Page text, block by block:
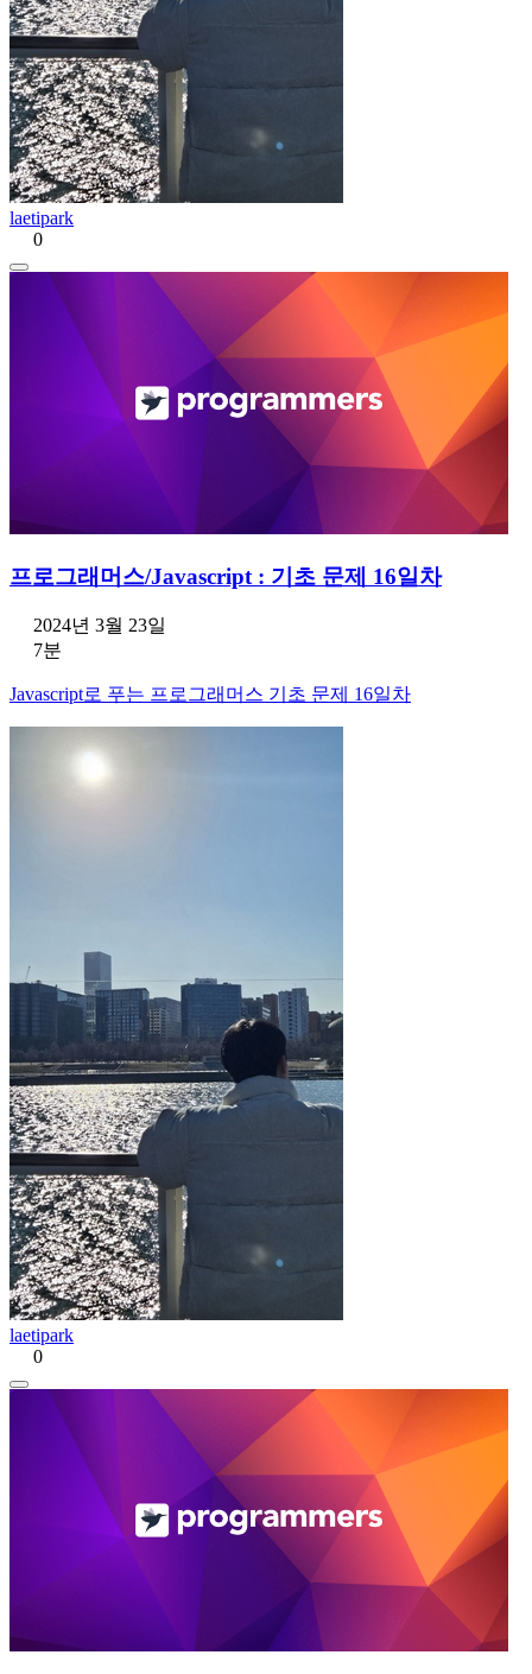
laetipark
0
프로그래머스/Javascript : 기초 문제 16일차
2024년 3월 23일
7분
Javascript로 푸는 프로그래머스 기초 문제 16일차
laetipark
0